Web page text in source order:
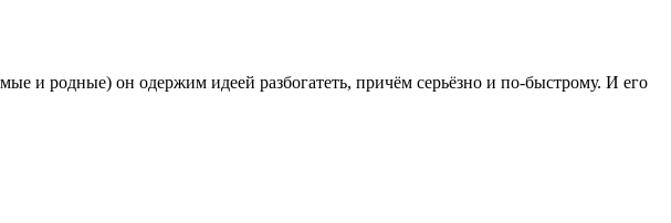
и родные) он одержим идеей разбогатеть, причём серьёзно и по-быстрому. И его